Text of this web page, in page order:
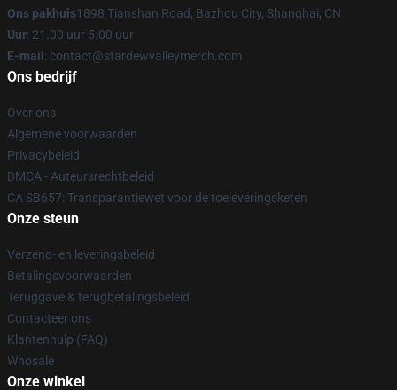
Ons pakhuis1898 Tianshan Road, Bazhou City, Shanghai, CN
Uur: 21.00 uur 5.00 uur
E-mail : contact@stardewvalleymerch.com
Ons bedrijf
Over ons
Algemene voorwaarden
Privacybeleid
DMCA - Auteursrechtbeleid
CA SB657: Transparantiewet voor de toeleveringsketen
Onze steun
Verzend- en leveringsbeleid
Betalingsvoorwaarden
Teruggave & terugbetalingsbeleid
Contacteer ons
Klantenhulp (FAQ)
Whosale
Onze winkel